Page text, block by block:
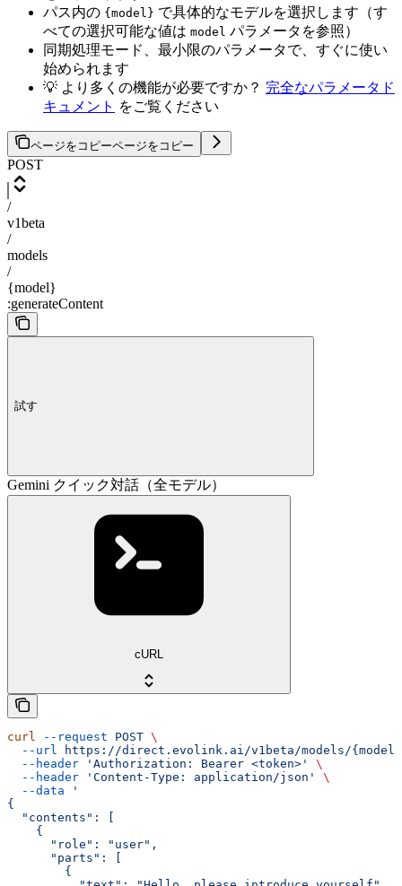
パス内の {model} で具体的なモデルを選択します（す
べての選択可能な値は model パラメータを参照）
同期処理モード、最小限のパラメータで、すぐに使い
始められます
💡 より多くの機能が必要ですか？ 完全なパラメータド
キュメント をご覧ください
ページをコピーページをコピー
POST
/
v1beta
/
models
/
{model}
:generateContent
試す
Gemini クイック対話（全モデル）
cURL
curl --request POST \
  --url
https://direct.evolink.ai/v1beta/models/
  --header
'Authorization: Bearer <token>'
\
  --header
'Content-Type: application/json'
\
  --data
'
{
  "contents": [
    {
      "role": "user",
      "parts": [
        {